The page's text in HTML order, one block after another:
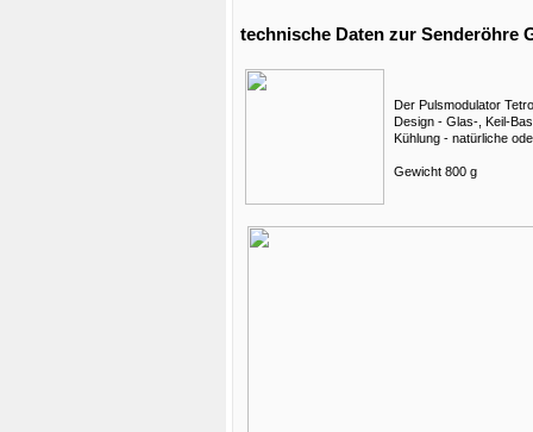
technische Daten zur Senderöhre
Der Pulsmodulator
Design - Glas-, Keil-
Kühlung - natürliche
Gewicht 800 g